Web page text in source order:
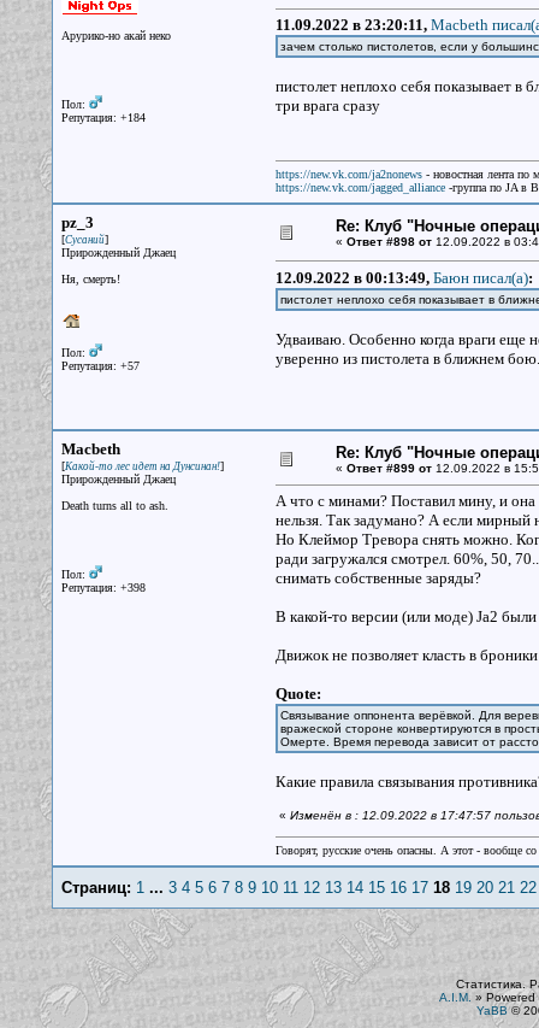
Арурико-но акай неко
Пол:
Репутация: +184
11.09.2022 в 23:20:11, Macbeth
зачем столько пистолетов, если у
пистолет неплохо себя показывает в
три врага сразу
https://new.vk.com/ja2nonews- новостная лента по
https://new.vk.com/jagged_alliance-группа по JA в
pz_3
[Сусаний]
Прирожденный Джаец
Ня, смерть!
Пол:
Репутация: +57
Re: Клуб "Ночные
« Ответ #898 от12.09.2022 в
12.09.2022 в 00:13:49, Баюн писал(a):
пистолет неплохо себя показывает в
Удваиваю. Особенно когда враги еще
уверенно из пистолета в ближнем
Macbeth
[Какой-то лес идет на Дунсинан!]
Прирожденный Джаец
Death turns all to ash.
Пол:
Репутация: +398
Re: Клуб "Ночные
« Ответ #899 от12.09.2022 в
А что с минами? Поставил мину, и она
нельзя. Так задумано? А если мирный
Но Клеймор Тревора снять можно.
ради загружался смотрел. 60%, 50,
снимать собственные заряды?
В какой-то версии (или моде) Ja2
Движок не позволяет класть в
Quote:
Связывание оппонента верёвкой. Для
вражеской стороне конвертируются в
Омерте. Время перевода зависит от
Какие правила связывания
« Изменён в : 12.09.2022 в 17:47:57
Говорят, русские очень опасны. А этот - вообще
Страниц: 1... 3 4 5 6 7 8 9 10 11 12 13 14 15 16 17 18 19 20 21 22
Статистика.
A.I.M. » Powered
YaBB©